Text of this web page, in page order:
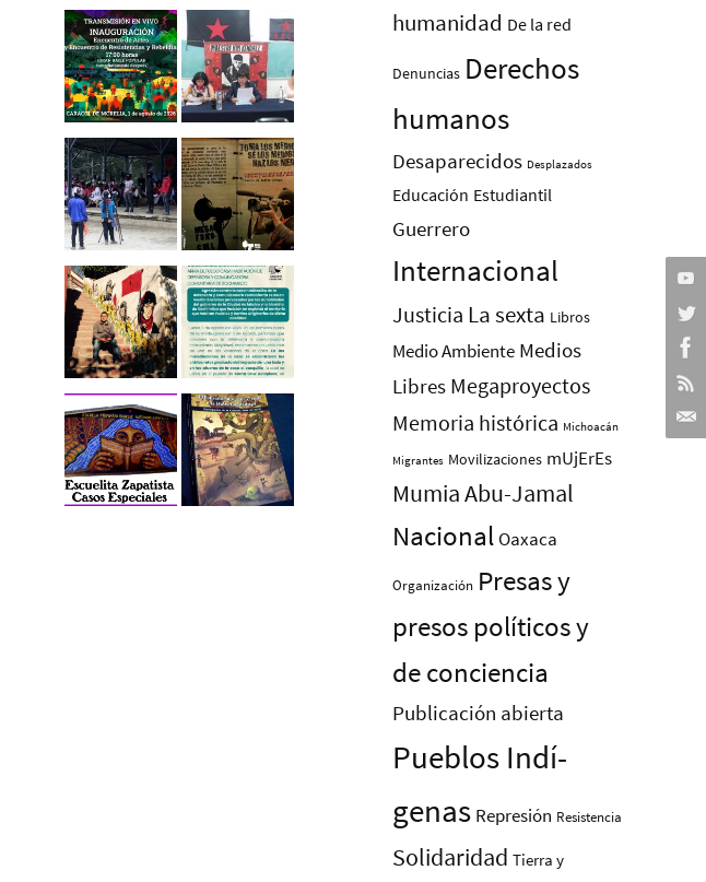
humanidad De la red
Denuncias Derechos
humanos
Desaparecidos Desplazados
Educación Estudiantil
Guerrero
Internacional
Justicia La sexta Libros
Medio Ambiente Medios
Libres Megaproyectos
Memoria histórica Michoacán
Migrantes Movilizaciones mUjErEs
Mumia Abu-Jamal
Nacional Oaxaca
Organización Presas y
presos polí­ticos y
de conciencia
Publicación abierta
Pueblos Indí­
genas Represión Resistencia
Solidaridad Tierra y